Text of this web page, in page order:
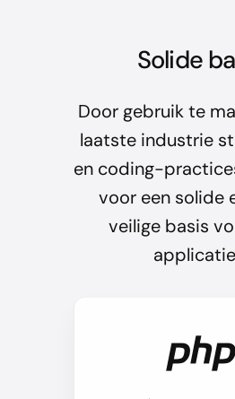
Solide
Door gebruik te
laatste industrie
en coding-
voor een solide
veilige basis